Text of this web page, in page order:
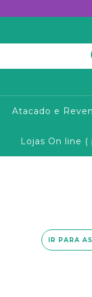
Atacado e
Lojas On line (
IR PARA